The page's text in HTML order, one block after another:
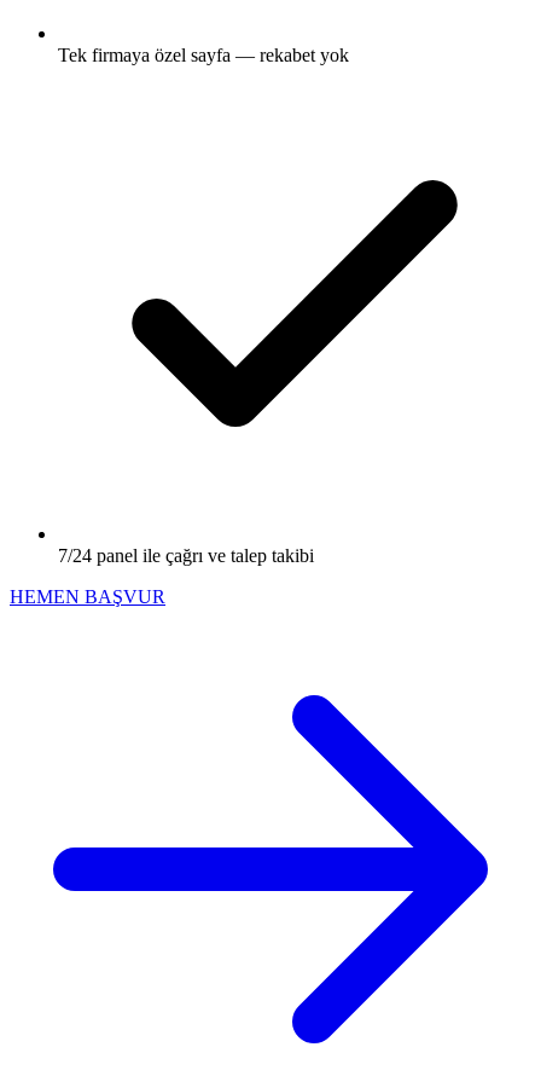
Tek firmaya özel sayfa — rekabet yok
7/24 panel ile çağrı ve talep takibi
HEMEN BAŞVUR